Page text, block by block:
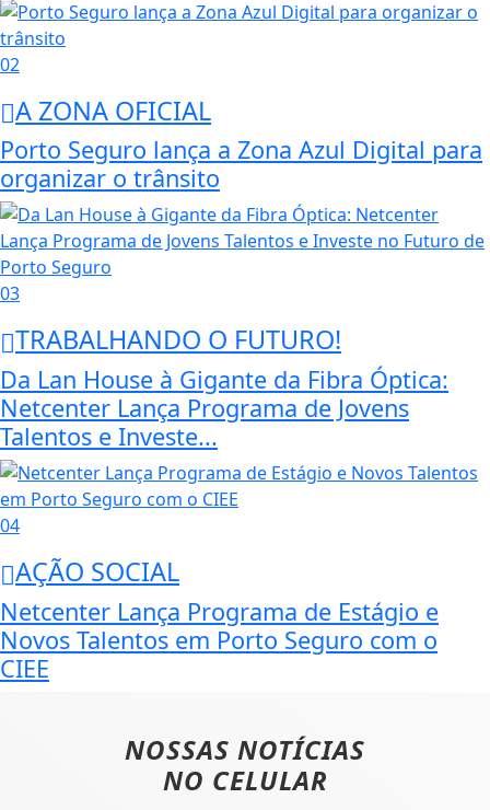
02
A ZONA OFICIAL
Porto Seguro lança a Zona Azul Digital para
organizar o trânsito
03
TRABALHANDO O FUTURO!
Da Lan House à Gigante da Fibra Óptica:
Netcenter Lança Programa de Jovens
Talentos e Investe...
04
AÇÃO SOCIAL
Netcenter Lança Programa de Estágio e
Novos Talentos em Porto Seguro com o
CIEE
NOSSAS NOTÍCIAS
NO CELULAR